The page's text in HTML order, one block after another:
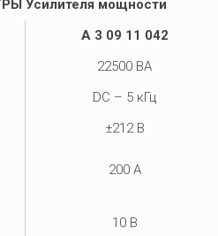
Усилителя мощности
A 3 09 11 042
22500 ВA
DC – 5 кГц
±212 В
200 A
10 В